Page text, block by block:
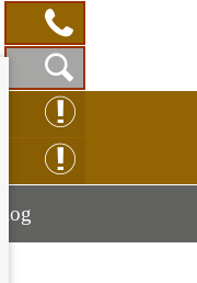
Mostrar
Caja
de
Búsqueda
BlogMostrar